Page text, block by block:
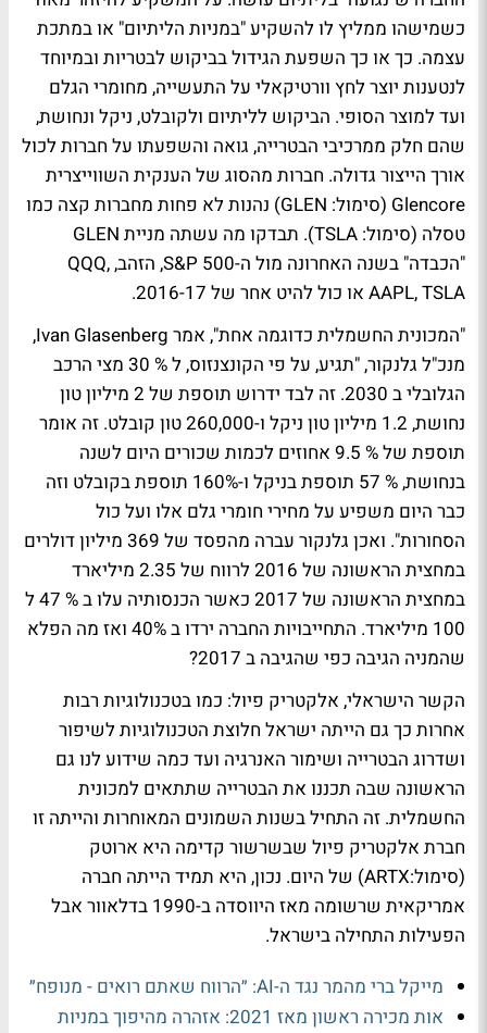
כשמישהו ממליץ לו להשקיע "במניות הליתיום" או במתכת
עצמה. כך או כך השפעת הגידול בביקוש לבטריות ובמיוחד
לנטענות יוצר לחץ וורטיקאלי על התעשייה, מחומרי הגלם
ועד למוצר הסופי. הביקוש לליתיום ולקובלט, ניקל ונחושת,
שהם חלק ממרכיבי הבטרייה, גואה והשפעתו על חברות לכול
אורך הייצור גדולה. חברות מהסוג של הענקית השווייצרית
Glencore (סימול: GLEN) נהנות לא פחות מחברות קצה כמו
טסלה (סימול: TSLA). תבדקו מה עשתה מניית GLEN
"הכבדה" בשנה האחרונה מול ה-500 S&P, הזהב, QQQ,
AAPL, TSLA או כול להיט אחר של 2016-17.
"המכונית החשמלית כדוגמה אחת", אמר Ivan Glasenberg,
מנכ"ל גלנקור, "תגיע, על פי הקונצנזוס, ל % 30 מצי הרכב
הגלובלי ב 2030. זה לבד ידרוש תוספת של 2 מיליון טון
נחושת, 1.2 מיליון טון ניקל ו-260,000 טון קובלט. זה אומר
תוספת של % 9.5 אחוזים לכמות שכורים היום לשנה
בנחושת, % 57 תוספת בניקל ו-160% תוספת בקובלט וזה
כבר היום משפיע על מחירי חומרי גלם אלו ועל כול
הסחורות". ואכן גלנקור עברה מהפסד של 369 מיליון דולרים
במחצית הראשונה של 2016 לרווח של 2.35 מיליארד
במחצית הראשונה של 2017 כאשר הכנסותיה עלו ב % 47 ל
100 מיליארד. התחייבויות החברה ירדו ב 40% ואז מה הפלא
שהמניה הגיבה כפי שהגיבה ב 2017?
הקשר הישראלי, אלקטריק פיול: כמו בטכנולוגיות רבות
אחרות כך גם הייתה ישראל חלוצת הטכנולוגיות לשיפור
ושדרוג הבטרייה ושימור האנרגיה ועד כמה שידוע לנו גם
הראשונה שבה תכננו את הבטרייה שתתאים למכונית
החשמלית. זה התחיל בשנות השמונים המאוחרות והייתה זו
חברת אלקטריק פיול שבשרשור קדימה היא ארוטק
(סימול:ARTX) של היום. נכון, היא תמיד הייתה חברה
אמריקאית שרשומה מאז היווסדה ב-1990 בדלאוור אבל
הפעילות התחילה בישראל.
מייקל ברי מהמר נגד ה-AI: ״הרווח שאתם רואים - מנופח״
אות מכירה ראשון מאז 2021: אזהרה מהיפוך במניות